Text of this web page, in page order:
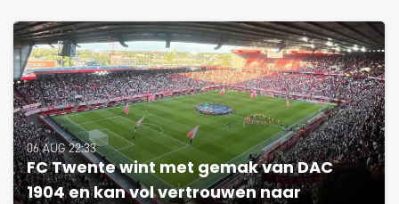
06 AUG 22:33
FC Twente wint met gemak van DAC
1904 en kan vol vertrouwen naar